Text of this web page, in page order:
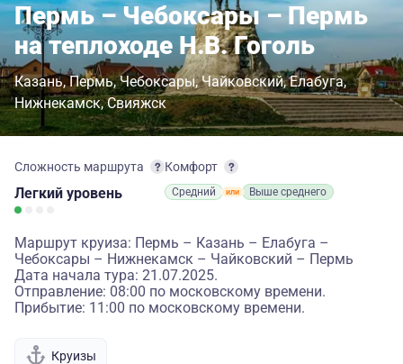
Пермь – Чебоксары – Пермь
на теплоходе Н.В. Гоголь
Казань Пермь Чебоксары Чайковский Елабуга
Нижнекамск Свияжск
Сложность маршрута
Легкий уровень
Комфорт
Средний Выше среднего
Маршрут круиза: Пермь – Казань – Елабуга –
Чебоксары – Нижнекамск – Чайковский – Пермь
Дата начала тура: 21.07.2025.
Отправление: 08:00 по московскому времени.
Прибытие: 11:00 по московскому времени.
Круизы